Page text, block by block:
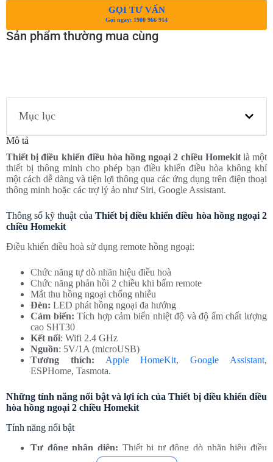
GỌI TƯ VẤN
Gọi ngay: 1900 966 914
Sản phẩm thường mua cùng
Mục lục
Mô tả
Thiết bị điều khiển điều hòa hồng ngoại 2 chiều Homekitlà một
thiết bị thông minh cho phép bạn điều khiển điều hòa không khí
một cách dễ dàng và tiện lợi thông qua các ứng dụng trên điện thoại
thông minh hoặc các trợ lý ảo như Siri, Google Assistant.
Thông số kỹ thuật của Thiết bị điều khiển điều hòa hồng ngoại 2
chiều Homekit
Điều khiển điều hoà sử dụng remote hồng ngoại:
Chức năng tự dò nhãn hiệu điều hoà
Chức năng phản hồi 2 chiều khi bấm remote
Mắt thu hồng ngoại chống nhiễu
Đèn: LED phát hồng ngoại đa hướng
Cảm biến: Tích hợp cảm biến nhiệt độ và độ ẩm chất lượng
cao SHT30
Kết nối: Wifi 2.4 GHz
Nguồn: 5V/1A (microUSB)
Tương thích:
Apple HomeKit,Google Assistant,
ESPHome, Tasmota.
Những tính năng nổi bật và lợi ích củaThiết bị điều khiển điều
hòa hồng ngoại 2 chiều Homekit
Tính năng nổi bật
Tự động nhận diện: Thiết bị tự động dò nhãn hiệu điều
hòa, giúp bạn tiết kiệm thời gian cài đặt.